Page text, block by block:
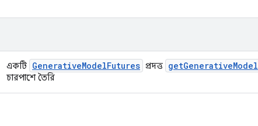
একটি GenerativeModelFutures প্রদত্ত getGenerativeModel
চারপাশে তৈরি